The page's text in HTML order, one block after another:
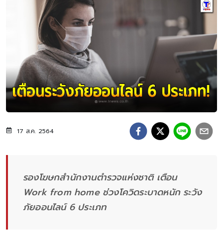
17 ส.ค. 2564
รองโฆษกสำนักงานตำรวจแห่งชาติ เตือน
Work from home ช่วงโควิดระบาดหนัก ระวัง
ภัยออนไลน์ 6 ประเภท